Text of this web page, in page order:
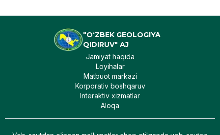
"O‘ZBEK GEOLOGIYA
QIDIRUV" AJ
Jamiyat haqida
Loyihalar
Matbuot markazi
Korporativ boshqaruv
Interaktiv xizmatlar
Aloqa